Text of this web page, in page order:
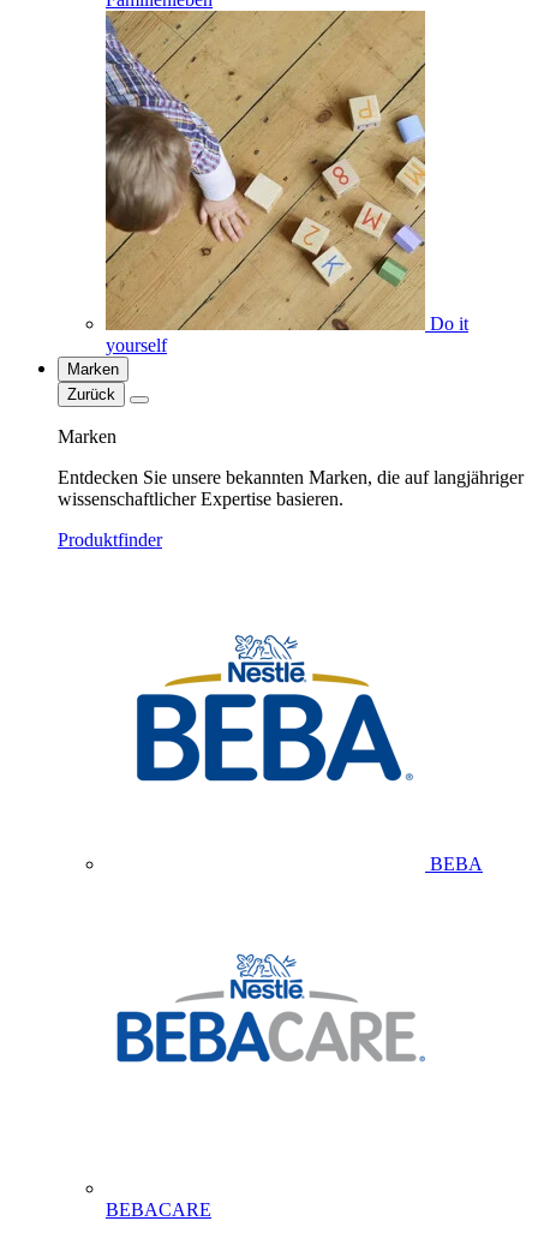
Do it
yourself
Marken
Zurück
Marken
Entdecken Sie unsere bekannten Marken, die auf langjähriger
wissenschaftlicher Expertise basieren.
Produktfinder
BEBA
BEBACARE